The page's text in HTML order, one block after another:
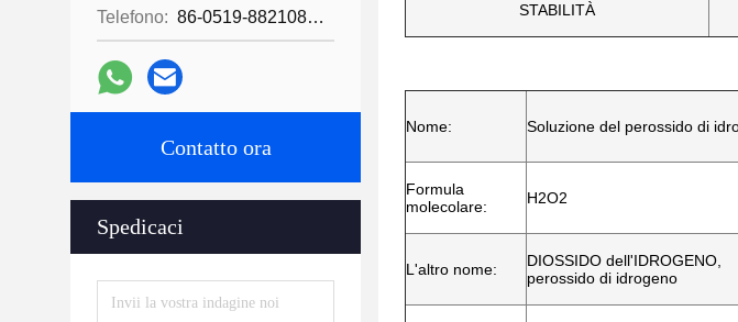
Telefono: 86-0519-88210855
Contatto ora
Spedicaci
STABILITÀ
Nome: Soluzione del perossido di
Formula
molecolare:
H2O2
L'altro nome:
DIOSSIDO dell'IDROGENO,
perossido di idrogeno